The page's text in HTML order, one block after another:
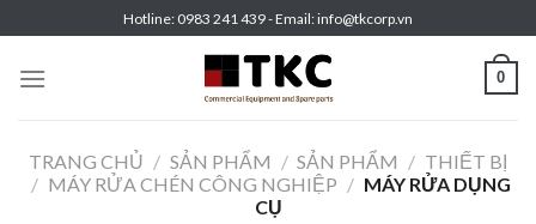
to
content
Hotline: 0983 241 439 - Email: info@tkcorp.vn
0
TRANG CHỦ / SẢN PHẨM / SẢN PHẨM / THIẾT BỊ
/ MÁY RỬA CHÉN CÔNG NGHIỆP / MÁY RỬA DỤNG
CỤ